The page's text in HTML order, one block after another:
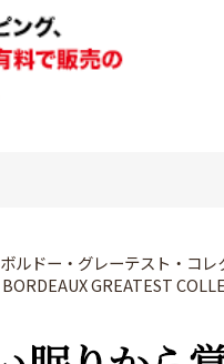
ボルドー・グレーテスト・コレ
BORDEAUX GREATEST